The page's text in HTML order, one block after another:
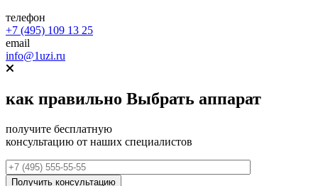
телефон
+7 (495) 109 13 25
email
info@1uzi.ru
как правильно Выбрать аппарат
получите бесплатную
консультацию от наших специалистов